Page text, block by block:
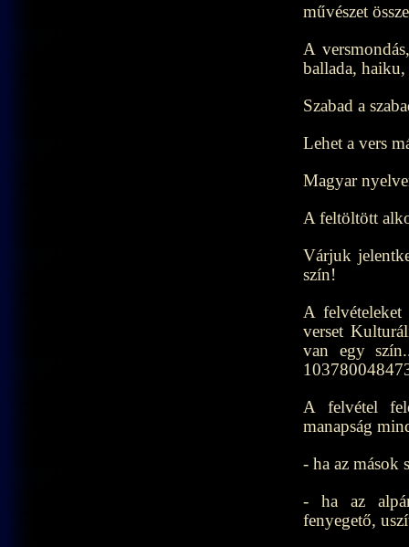
művészet
A
ballada,
Szabad a
Lehet a vers
Magyar
A feltöltött
Várjuk
szín!
A
verset
van egy
A felvétel
manapság
- ha az mások
- ha az
fenyegető,